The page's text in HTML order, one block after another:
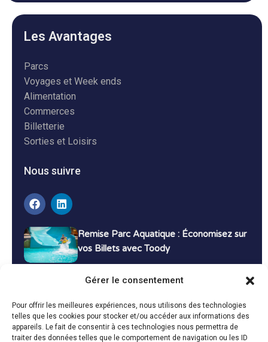
Gérer le consentement
Pour offrir les meilleures expériences, nous utilisons des technologies
telles que les cookies pour stocker et/ou accéder aux informations des
appareils. Le fait de consentir à ces technologies nous permettra de
traiter des données telles que le comportement de navigation ou les ID
Les Avantages
Parcs
Voyages et Week ends
Alimentation
Commerces
Billetterie
Sorties et Loisirs
Nous suivre
Remise Parc Aquatique : Économisez sur
vos Billets avec Toody
Bons Plans Voyage : Économisez sur vos
Vacances avec Toody
13 décembre 2024 Bon plans